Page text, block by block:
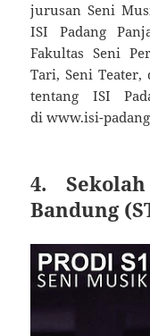
jurusan Seni
ISI Padang
Fakultas Seni
Tari, Seni
tentang ISI
di www.isi-
4.
Bandung